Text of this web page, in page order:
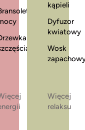
kąpieli
Dyfuzor
kwiatowy
Wosk
Więcej
relaksu